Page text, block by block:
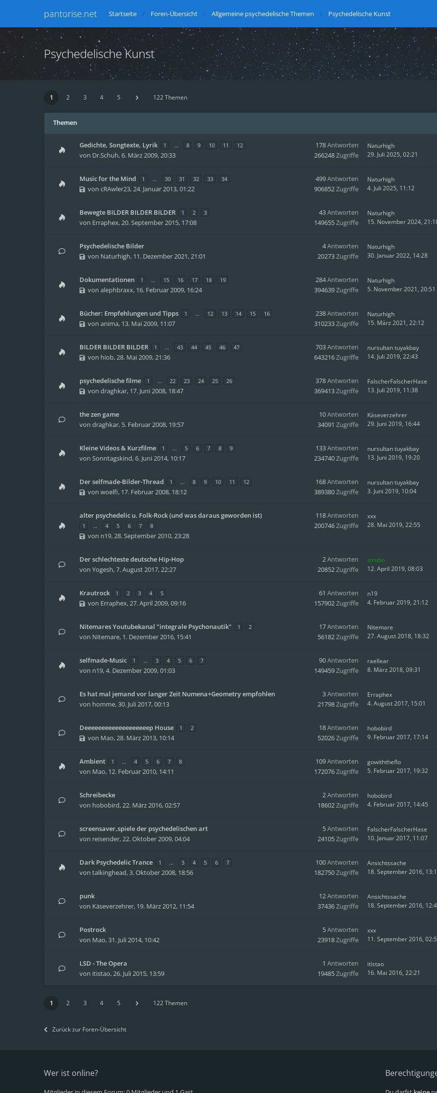
pantorise.net Startseite Foren-Übersicht Allgemeine psychedelische Themen Psychedelische Kunst
Psychedelische Kunst
1 2 3 4 5 122 Themen
Themen
Gedichte, Songtexte, Lyrik 1 … 8 9 10 11 12
von Dr.Schuh,6. März 2009, 20:33
178Antworten
266248Zugriffe
Naturhigh
29. Juli 2025, 02:21
Music for the Mind 1 … 30 31 32 33 34
von cRAwler23,24. Januar 2013, 01:22
499Antworten
906852Zugriffe
Naturhigh
4. Juli 2025, 11:12
Bewegte BILDER BILDER BILDER 1 2 3
von Erraphex,20. September 2015, 17:08
43Antworten
149655Zugriffe
Naturhigh
15. November 2024,
Psychedelische Bilder
von Naturhigh, 11. Dezember 2021, 21:01
4Antworten
20273Zugriffe
Naturhigh
30. Januar 2022, 14:28
Dokumentationen 1 … 15 16 17 18 19
von alephbraxx, 16. Februar 2009, 16:24
284Antworten
394639Zugriffe
Naturhigh
5. November 2021, 20:51
Bücher: Empfehlungen und Tipps 1 … 12 13 14 15 16
von anima, 13. Mai 2009, 11:07
238Antworten
310233Zugriffe
Naturhigh
15. März 2021, 22:12
BILDER BILDER BILDER 1 … 43 44 45 46 47
von hiob,28. Mai 2009, 21:36
703Antworten
643216Zugriffe
nursultan tuyakbay
14. Juli 2019, 22:43
psychedelische filme 1 … 22 23 24 25 26
von draghkar, 17. Juni 2008, 18:47
378Antworten
369413Zugriffe
FalscherFalscherHase
13. Juli 2019, 11:38
the zen game
von draghkar, 5. Februar 2008, 19:57
10Antworten
34091 Zugriffe
Käseverzehrer
29. Juni 2019, 16:44
Kleine Videos & Kurzfilme 1 … 5 6 7 8 9
von Sonntagskind,6. Juni 2014, 10:17
133Antworten
234740Zugriffe
nursultan tuyakbay
13. Juni 2019, 19:20
Der selfmade-Bilder-Thread 1 … 8 9 10 11 12
von woelfi, 17. Februar 2008, 18:12
168Antworten
389380Zugriffe
nursultan tuyakbay
3. Juni 2019, 10:04
alter psychedelic u. Folk-Rock (und was daraus geworden ist)
1 … 4 5 6 7 8
von n19,28. September 2010, 23:28
118Antworten
200746Zugriffe
xxx
28. Mai 2019, 22:55
Der schlechteste deutsche Hip-Hop
von Yogesh,7. August 2017, 22:27
2Antworten
20852Zugriffe
strobo
12. April 2019, 08:03
Krautrock 1 2 3 4 5
von Erraphex,27. April 2009, 09:16
61 Antworten
157902Zugriffe
n19
4. Februar 2019, 21:12
Nitemares Youtubekanal "integrale Psychonautik" 1 2
von Nitemare, 1. Dezember 2016, 15:41
17Antworten
56182Zugriffe
Nitemare
27. August 2018, 18:32
selfmade-Music 1 … 3 4 5 6 7
von n19,4. Dezember 2009, 01:03
90Antworten
149459Zugriffe
raellear
8. März 2018, 09:31
Es hat mal jemand vor langer Zeit Numena+Geometry empfohlen
von homme,30. Juli 2017, 00:13
3Antworten
21798Zugriffe
Erraphex
4. August 2017, 15:01
Deeeeeeeeeeeeeeeeeeep House 1 2
von Mao,28. März 2013, 10:14
18Antworten
52026Zugriffe
hobobird
9. Februar 2017, 17:14
Ambient 1 … 4 5 6 7 8
von Mao, 12. Februar 2010, 14:11
109Antworten
172076Zugriffe
gowiththeflo
5. Februar 2017, 19:32
Schreibecke
von hobobird,22. März 2016, 02:57
2Antworten
18602Zugriffe
hobobird
4. Februar 2017, 14:45
screensaver,spiele der psychedelischen art
von reisender,22. Oktober 2009, 04:04
5Antworten
24105Zugriffe
FalscherFalscherHase
10. Januar 2017, 11:07
Dark Psychedelic Trance 1 … 3 4 5 6 7
von talkinghead,3. Oktober 2008, 18:56
100Antworten
182750Zugriffe
Ansichtssache
18. September 2016,
punk
von Käseverzehrer, 19. März 2012, 11:54
12Antworten
37436Zugriffe
Ansichtssache
18. September 2016,
Postrock
von Mao,31. Juli 2014, 10:42
5Antworten
23918Zugriffe
xxx
11. September 2016,
LSD - The Opera
von itistao,26. Juli 2015, 13:59
1 Antworten
19485Zugriffe
itistao
16. Mai 2016, 22:21
1 2 3 4 5 122 Themen
Zurück zur Foren-Übersicht
Wer ist online?